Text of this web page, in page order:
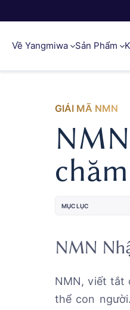
Về Yangmiwa Sản Phẩm
GIẢI MÃ NMN
MỤC LỤC
NMN
NMN, viết tắt
thể con